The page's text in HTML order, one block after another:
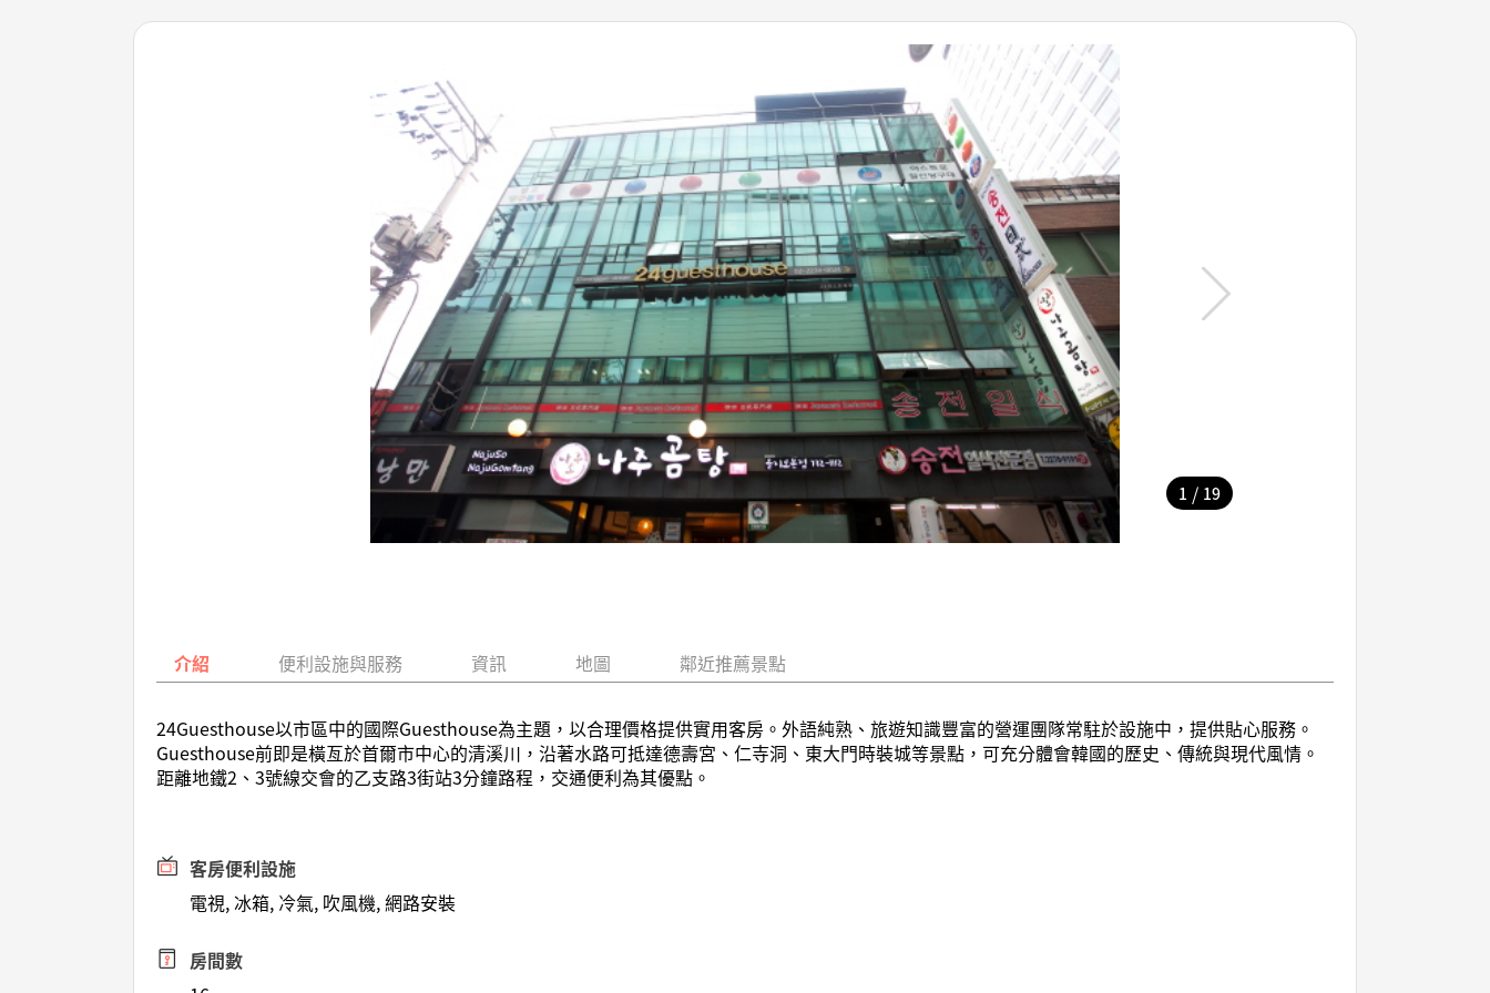
1 / 19
介紹 便利設施與服務 資訊 地圖 鄰近推薦景點
24Guesthouse以市區中的國際Guesthouse為主題，以合理價格提供實用客房。外語純熟、旅遊知識豐富的營運團隊常駐於設施中，提供貼心服務。
Guesthouse前即是橫亙於首爾市中心的清溪川，沿著水路可抵達德壽宮、仁寺洞、東大門時裝城等景點，可充分體會韓國的歷史、傳統與現代風情。
距離地鐵2、3號線交會的乙支路3街站3分鐘路程，交通便利為其優點。
客房便利設施
電視, 冰箱, 冷氣, 吹風機, 網路安裝
房間數